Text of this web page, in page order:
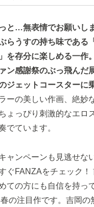
と…無表情でお願いし
らうすの持ち味である
を存分に楽しめる一作
ン感謝祭のぶっ飛んだ
ジェットコースターに
ーの美しい作画、絶妙
ょっぴり刺激的なエロ
でています。
ャンペーンも見逃せな
ぐFANZAをチェック！
ての方にも自信を持っ
の注目作です。吉岡の